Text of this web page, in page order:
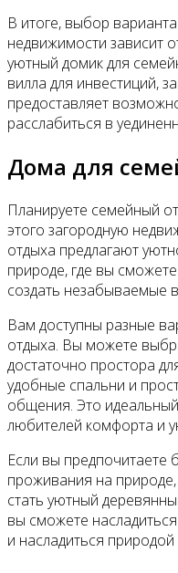
В итоге, выбор
недвижимости зависит
уютный домик для
вилла для инвестиций,
предоставляет
расслабиться в
Дома для
Планируете семейный
этого загородную
отдыха предлагают
природе, где вы
создать незабываемые
Вам доступны разные
отдыха. Вы можете
достаточно простора
удобные спальни и
общения. Это
любителей комфорта и
Если вы предпочитаете
проживания на
стать уютный
вы сможете
и насладиться природой